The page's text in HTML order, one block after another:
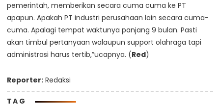
pemerintah, memberikan secara cuma cuma ke PT
apapun. Apakah PT industri perusahaan lain secara cuma-
cuma. Apalagi tempat waktunya panjang 9 bulan. Pasti
akan timbul pertanyaan walaupun support olahraga tapi
administrasi harus tertib,”ucapnya. (Red)
Reporter: Redaksi
TAG